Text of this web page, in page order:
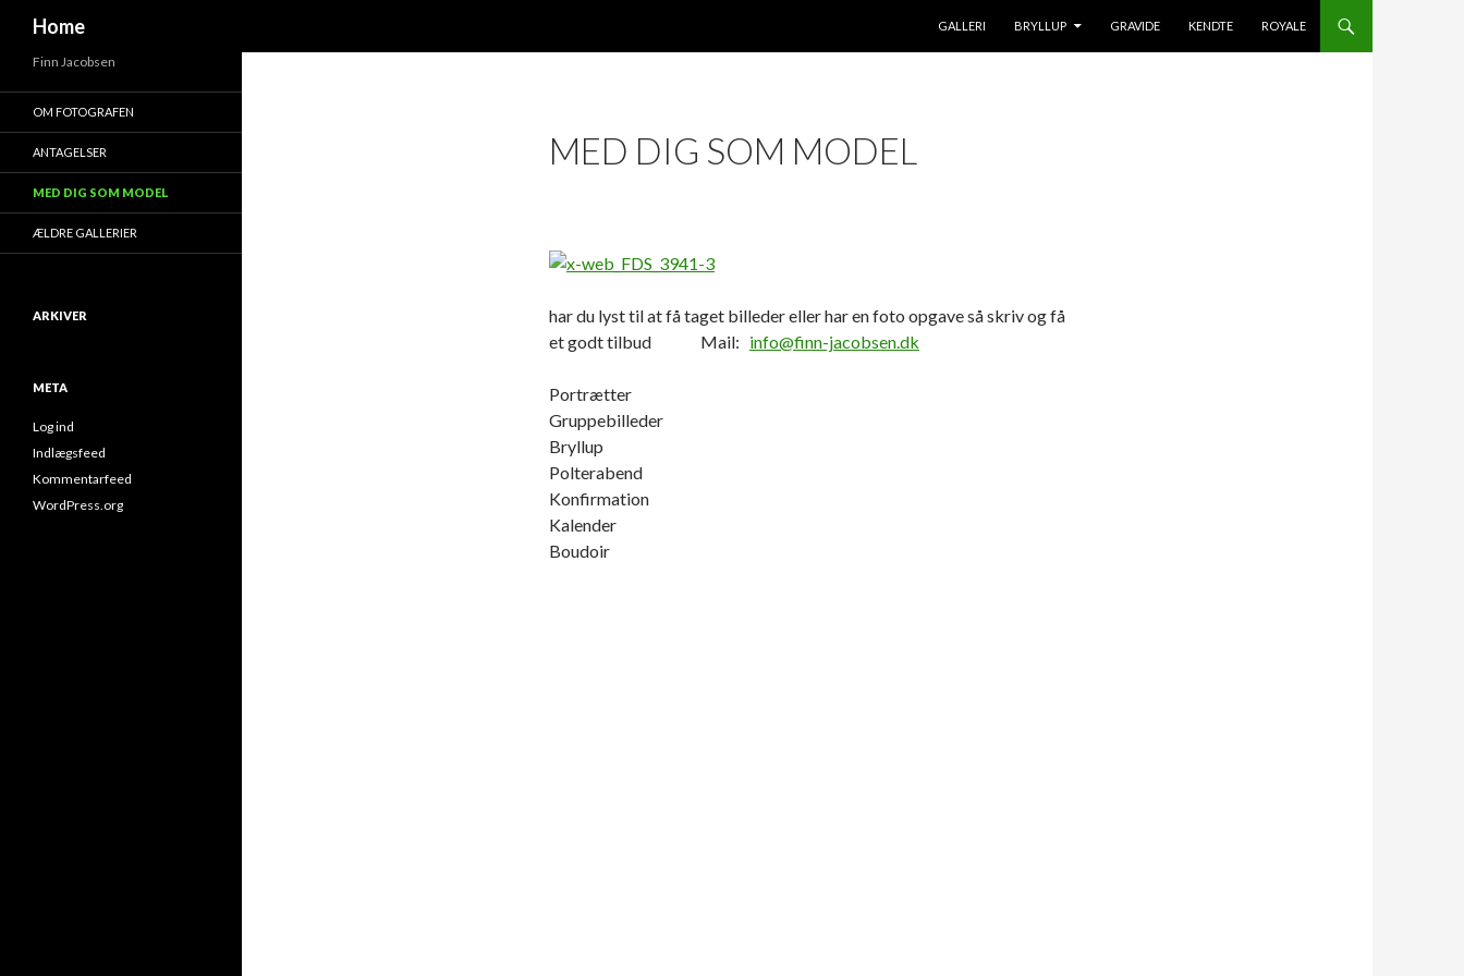
Home
GALLERI
BRYLLUP GRAVIDE KENDTE ROYALE
MED DIG SOM MODEL
har du lyst til at få taget billeder eller har en foto opgave så skriv og få
et godt tilbud Mail: info@finn-jacobsen.dk
Portrætter
Gruppebilleder
Bryllup
Polterabend
Konfirmation
Kalender
Boudoir
Finn Jacobsen
OM FOTOGRAFEN
ANTAGELSER
MED DIG SOM MODEL
ÆLDRE GALLERIER
ARKIVER
META
Log ind
Indlægsfeed
Kommentarfeed
WordPress.org